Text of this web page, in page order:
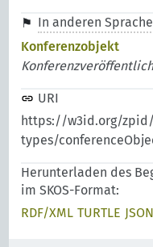
In anderen
Konferenzobjekt
URI
https://w3id.org/
types/
Herunterladen des
im SKOS-Format:
RDF/XML TURTLE